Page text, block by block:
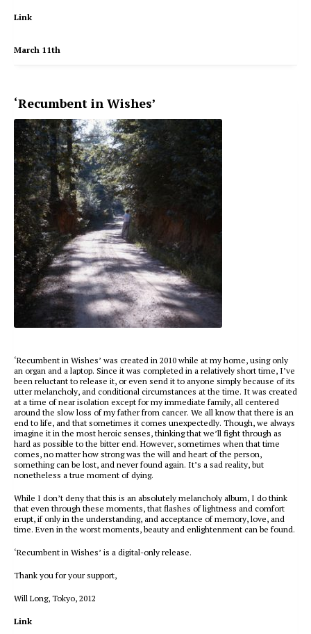
Link
March 11th
‘Recumbent in Wishes’
‘Recumbent in Wishes’ was created in 2010 while at my home, using only
an organ and a laptop. Since it was completed in a relatively short time, I’ve
been reluctant to release it, or even send it to anyone simply because of its
utter melancholy, and conditional circumstances at the time. It was created
at a time of near isolation except for my immediate family, all centered
around the slow loss of my father from cancer. We all know that there is an
end to life, and that sometimes it comes unexpectedly. Though, we always
imagine it in the most heroic senses, thinking that we’ll fight through as
hard as possible to the bitter end. However, sometimes when that time
comes, no matter how strong was the will and heart of the person,
something can be lost, and never found again. It’s a sad reality, but
nonetheless a true moment of dying.
While I don’t deny that this is an absolutely melancholy album, I do think
that even through these moments, that flashes of lightness and comfort
erupt, if only in the understanding, and acceptance of memory, love, and
time. Even in the worst moments, beauty and enlightenment can be found.
‘Recumbent in Wishes’ is a digital-only release.
Thank you for your support,
Will Long, Tokyo, 2012
Link